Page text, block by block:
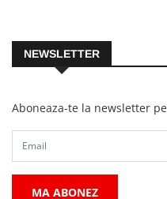
NEWSLETTER
Aboneaza-te la newsletter
MA ABONEZ